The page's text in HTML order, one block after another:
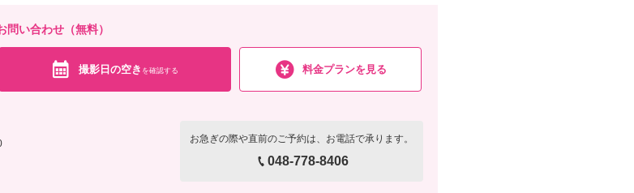
い合わせ（無料）
撮影日の空き を確認する 料金プランを見る
お急ぎの際や直前のご予約は、お電話で承ります。
048-778-8406